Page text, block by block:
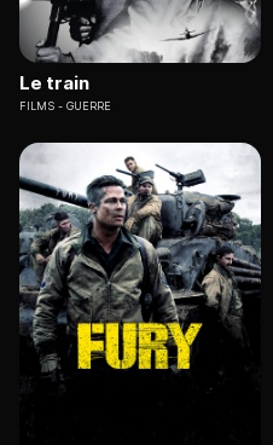
Le train
FILMS GUERRE